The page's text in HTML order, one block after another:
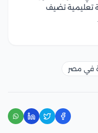
تعليمية تضيف
في مصر